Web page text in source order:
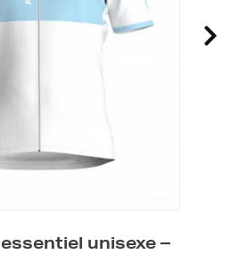
unisexe –